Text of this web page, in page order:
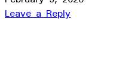
Leave a Reply